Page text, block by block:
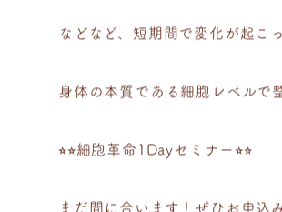
などなど、短期間で変化が起こ
身体の本質である細胞レベルで
⭐︎⭐︎細胞革命1Dayセミナー⭐︎⭐︎